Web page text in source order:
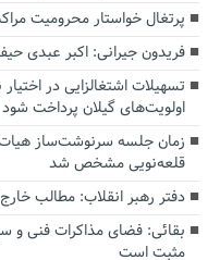
پرتغال خواستار محرومیت مراکش
فریدون جیرانی: اکبر عبدی
تسهیلات اشتغالزایی در
اولویت‌های گیلان پرداخت شود
زمان جلسه سرنوشت‌ساز هیات
قلعه‌نویی مشخص شد
دفتر رهبر انقلاب: مطالب
بقائی: فضای مذاکرات فنی و
مثبت است